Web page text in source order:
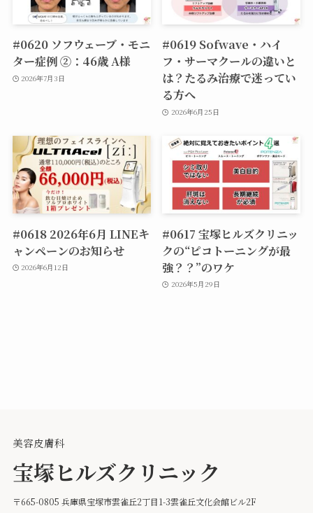
#0620 ソフウェーブ・モニ
ター症例 ②：46歳 A様
2026年7月3日
#0619 Sofwave・ハイ
フ・サーマクールの違いと
は？たるみ治療で迷ってい
る方へ
2026年6月25日
#0618 2026年6月 LINEキ
ャンペーンのお知らせ
2026年6月12日
#0617 宝塚ヒルズクリニッ
クの“ピコトーニングが最
強？？”のワケ
2026年5月29日
美容皮膚科
宝塚ヒルズクリニック
〒665-0805 兵庫県宝塚市雲雀丘2丁目1-3雲雀丘文化会館ビル2F